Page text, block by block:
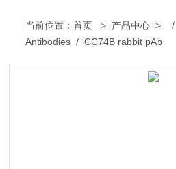
当前位置：首页 > 产品中心 > /
Antibodies / CC74B rabbit pAb